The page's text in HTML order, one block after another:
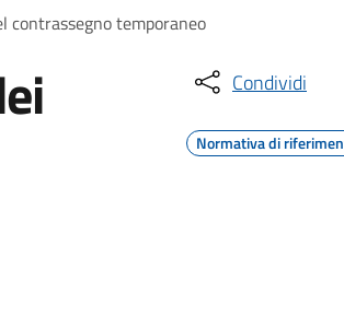
contrassegno temporaneo
Condividi
Normativa di